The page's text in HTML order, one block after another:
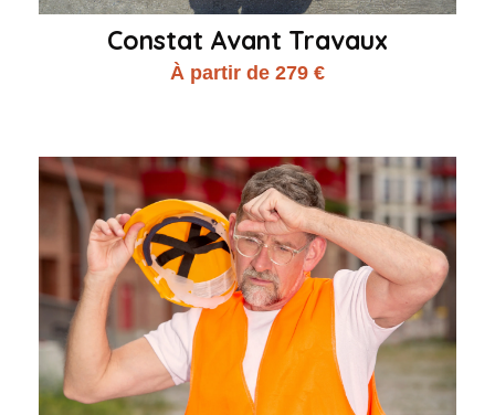
Constat Avant Travaux
À partir de 279 €